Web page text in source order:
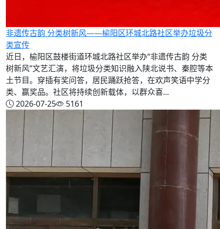
非遗传古韵 分类树新风——榆阳区环城北路社区举办垃圾分
类宣传
近日，榆阳区鼓楼街道环城北路社区举办“非遗传古韵 分类
树新风”文艺汇演，将垃圾分类知识融入陕北说书、秦腔等本
土节目。穿插有奖问答，居民踊跃抢答，在欢声笑语中学分
类、赢奖品。社区将持续创新载体，以群众喜...
2026-07-25
5161